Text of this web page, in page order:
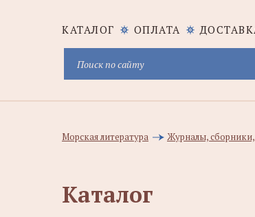
КАТАЛОГ ОПЛАТА
Морская литература Журналы,
Каталог